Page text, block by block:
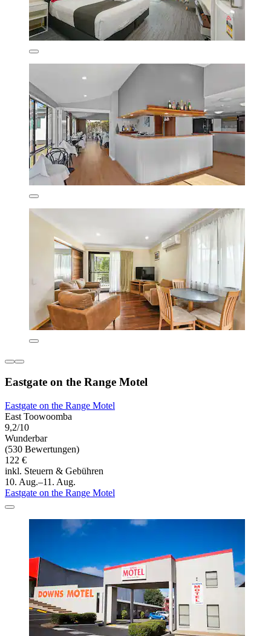
Eastgate on the Range Motel
Eastgate on the Range Motel
East Toowoomba
9,2/10
Wunderbar
(530 Bewertungen)
122 €
inkl. Steuern & Gebühren
10. Aug.–11. Aug.
Eastgate on the Range Motel